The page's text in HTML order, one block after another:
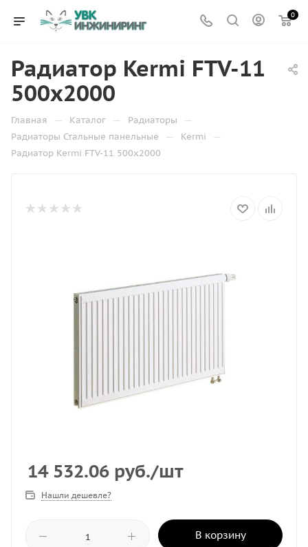
0
Радиатор Kermi FTV-11
500х2000
Главная — Каталог — Радиаторы —
Радиаторы Стальные панельные — Kermi —
Радиатор Kermi FTV-11 500х2000
14 532.06 руб./шт
Нашли дешевле?
В корзину